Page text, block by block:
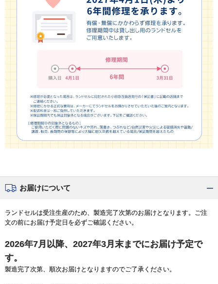
お届けについて
ランドセルは受注生産のため、製造完了次第のお届けとなります。ご注
文の前にお届け予定日を必ずご確認ください。
2026年7月以降、2027年3月末までにお届け予定で
す。
製造完了次第、順次お届けとなりますのでご了承ください。